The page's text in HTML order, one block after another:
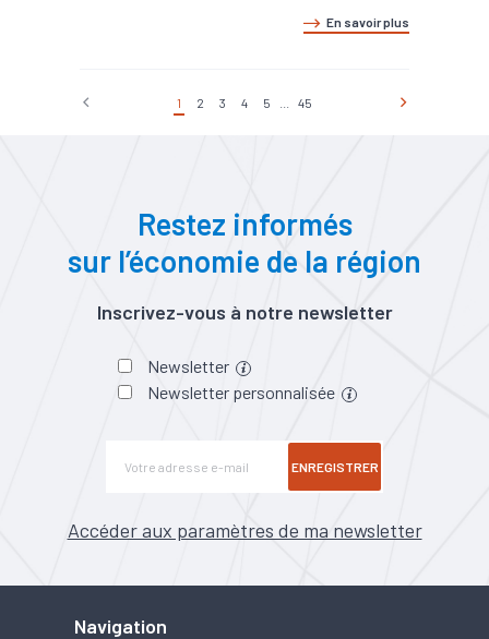
En savoir plus
1 2 3 4 5 45
Restez informés
sur l’économie de la région
Inscrivez-vous à notre newsletter
Newsletter
Newsletter personnalisée
ENREGISTRER
Accéder aux paramètres de ma newsletter
Navigation